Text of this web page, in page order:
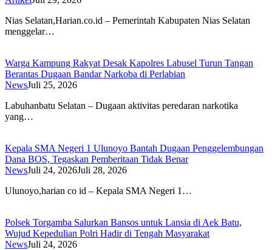
Nias Selatan,Harian.co.id – Pemerintah Kabupaten Nias Selatan
menggelar…
Warga Kampung Rakyat Desak Kapolres Labusel Turun Tangan
Berantas Dugaan Bandar Narkoba di Perlabian
NewsJuli 25, 2026
Labuhanbatu Selatan – Dugaan aktivitas peredaran narkotika
yang…
Kepala SMA Negeri 1 Ulunoyo Bantah Dugaan Penggelembungan
Dana BOS, Tegaskan Pemberitaan Tidak Benar
NewsJuli 24, 2026Juli 28, 2026
Ulunoyo,harian co id – Kepala SMA Negeri 1…
Polsek Torgamba Salurkan Bansos untuk Lansia di Aek Batu,
Wujud Kepedulian Polri Hadir di Tengah Masyarakat
NewsJuli 24, 2026